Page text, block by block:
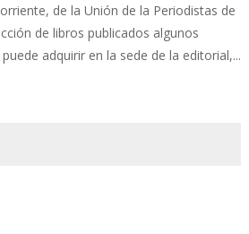
de la Unión de la Periodistas de
de libros publicados algunos
adquirir en la sede de la editorial,...